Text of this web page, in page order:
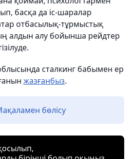
басқа да іс-шаралар
отбасылық-тұрмыстық
алдын алу бойынша рейдтер
сталкинг бабымен ер
жазғанбыз.
бөлісу